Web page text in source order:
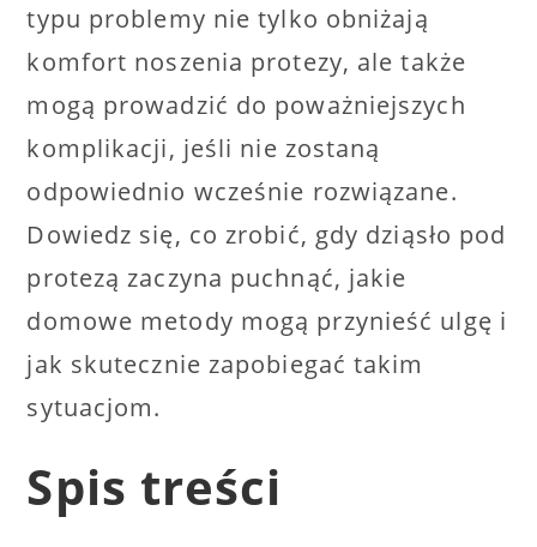
typu problemy nie tylko obniżają
komfort noszenia protezy, ale także
mogą prowadzić do poważniejszych
komplikacji, jeśli nie zostaną
odpowiednio wcześnie rozwiązane.
Dowiedz się, co zrobić, gdy dziąsło pod
protezą zaczyna puchnąć, jakie
domowe metody mogą przynieść ulgę i
jak skutecznie zapobiegać takim
sytuacjom.
Spis treści